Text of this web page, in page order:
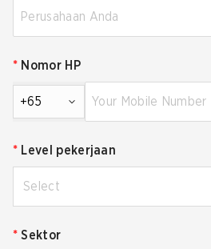
* Nomor HP
+65
* Level pekerjaan
Select
* Sektor